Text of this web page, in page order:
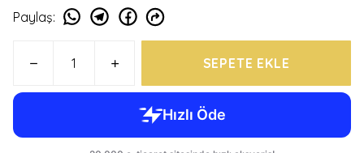
Paylaş:
SEPETE EKLE